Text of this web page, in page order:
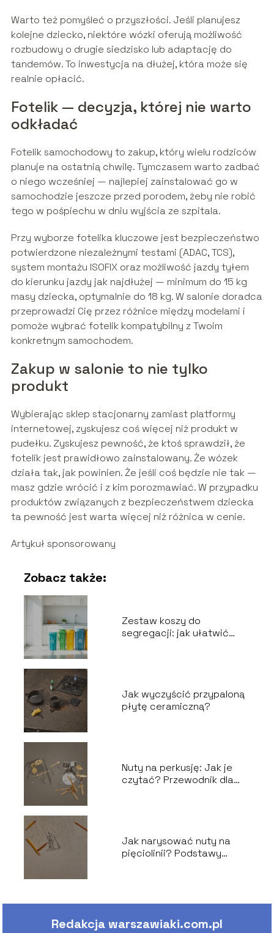
Warto też pomyśleć o przyszłości. Jeśli planujesz
kolejne dziecko, niektóre wózki oferują możliwość
rozbudowy o drugie siedzisko lub adaptację do
tandemów. To inwestycja na dłużej, która może się
realnie opłacić.
Fotelik — decyzja, której nie warto
odkładać
Fotelik samochodowy to zakup, który wielu rodziców
planuje na ostatnią chwilę. Tymczasem warto zadbać
o niego wcześniej — najlepiej zainstalować go w
samochodzie jeszcze przed porodem, żeby nie robić
tego w pośpiechu w dniu wyjścia ze szpitala.
Przy wyborze fotelika kluczowe jest bezpieczeństwo
potwierdzone niezależnymi testami (ADAC, TCS),
system montażu ISOFIX oraz możliwość jazdy tyłem
do kierunku jazdy jak najdłużej — minimum do 15 kg
masy dziecka, optymalnie do 18 kg. W salonie doradca
przeprowadzi Cię przez różnice między modelami i
pomoże wybrać fotelik kompatybilny z Twoim
konkretnym samochodem.
Zakup w salonie to nie tylko
produkt
Wybierając sklep stacjonarny zamiast platformy
internetowej, zyskujesz coś więcej niż produkt w
pudełku. Zyskujesz pewność, że ktoś sprawdził, że
fotelik jest prawidłowo zainstalowany. Że wózek
działa tak, jak powinien. Że jeśli coś będzie nie tak —
masz gdzie wrócić i z kim porozmawiać. W przypadku
produktów związanych z bezpieczeństwem dziecka
ta pewność jest warta więcej niż różnica w cenie.
Artykuł sponsorowany
Zobacz także:
Zestaw koszy do
segregacji: jak ułatwić
Jak wyczyścić przypaloną
płytę ceramiczną?
Nuty na perkusję: Jak je
czytać? Przewodnik dla
Jak narysować nuty na
pięciolinii? Podstawy
Redakcja warszawiaki.com.pl